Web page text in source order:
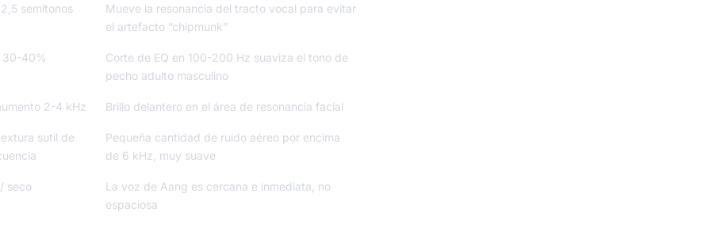
semitonos
Mueve la resonancia del tracto vocal para evitar
el artefacto “chipmunk”
30-40%
Corte de EQ en 100-200 Hz suaviza el tono de
pecho adulto masculino
2-4 kHz Brillo delantero en el área de resonancia facial
sutil de
Pequeña cantidad de ruido aéreo por encima
de 6 kHz, muy suave
seco
La voz de Aang es cercana e inmediata, no
espaciosa